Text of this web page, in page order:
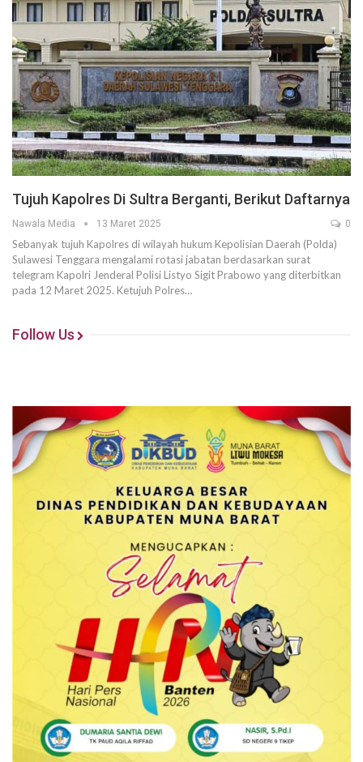
Tujuh Kapolres Di Sultra Berganti, Berikut Daftarnya
Nawala Media 13 Maret 2025 0
Sebanyak tujuh Kapolres di wilayah hukum Kepolisian Daerah (Polda)
Sulawesi Tenggara mengalami rotasi jabatan berdasarkan surat
telegram Kapolri Jenderal Polisi Listyo Sigit Prabowo yang diterbitkan
pada 12 Maret 2025. Ketujuh Polres…
Follow Us